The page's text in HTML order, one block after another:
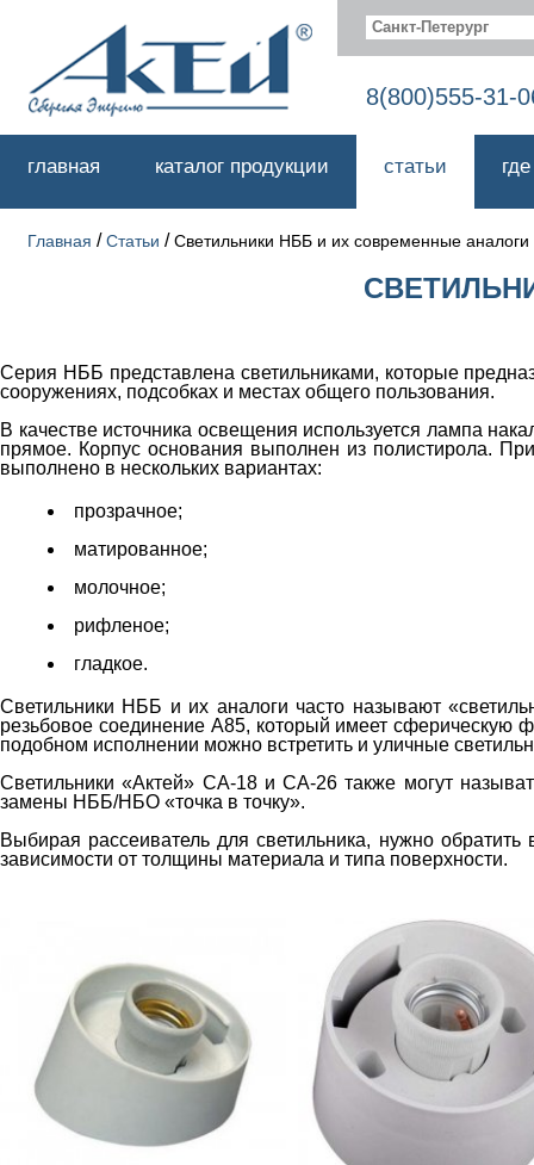
Санкт-Петерург
8(800)555-31-
главная каталог продукции статьи
Главная /Статьи /Светильники НББ и их современные аналоги
Серия НББ представлена светильниками, которые
сооружениях, подсобках и местах общего пользования.
В качестве источника освещения используется лампа
прямое. Корпус основания выполнен из полистирола.
выполнено в нескольких вариантах:
прозрачное;
матированное;
молочное;
рифленое;
гладкое.
Светильники НББ и их аналоги часто называют
резьбовое соединение А85, который имеет сферическую
подобном исполнении можно встретить и уличные
Светильники «Актей» СА-18 и СА-26 также могут
замены НББ/НБО «точка в точку».
Выбирая рассеиватель для светильника, нужно
зависимости от толщины материала и типа поверхности.